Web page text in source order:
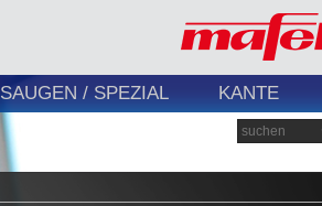
SAUGEN / SPEZIAL KANTE